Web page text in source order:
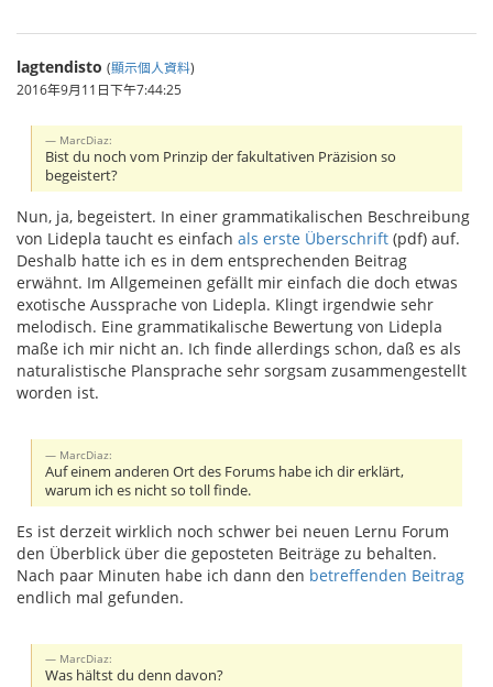
lagtendisto (顯示個人資料)
2016年9月11日下午7:44:25
MarcDiaz:
Bist du noch vom Prinzip der fakultativen Präzision so
begeistert?
Nun, ja, begeistert. In einer grammatikalischen Beschreibung
von Lidepla taucht es einfach als erste Überschrift (pdf) auf.
Deshalb hatte ich es in dem entsprechenden Beitrag
erwähnt. Im Allgemeinen gefällt mir einfach die doch etwas
exotische Aussprache von Lidepla. Klingt irgendwie sehr
melodisch. Eine grammatikalische Bewertung von Lidepla
maße ich mir nicht an. Ich finde allerdings schon, daß es als
naturalistische Plansprache sehr sorgsam zusammengestellt
worden ist.
MarcDiaz:
Auf einem anderen Ort des Forums habe ich dir erklärt,
warum ich es nicht so toll finde.
Es ist derzeit wirklich noch schwer bei neuen Lernu Forum
den Überblick über die geposteten Beiträge zu behalten.
Nach paar Minuten habe ich dann den betreffenden Beitrag
endlich mal gefunden.
MarcDiaz:
Was hältst du denn davon?